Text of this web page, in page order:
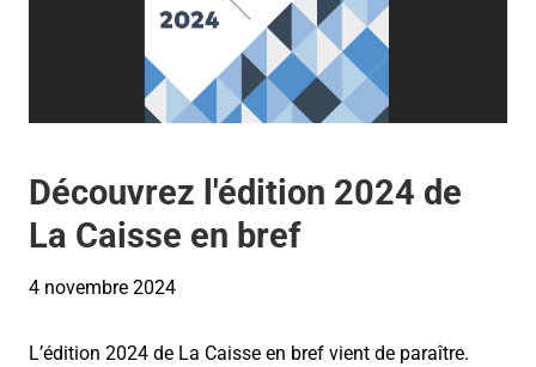
Découvrez l'édition 2024 de
La Caisse en bref
4 novembre 2024
L’édition 2024 de La Caisse en bref vient de paraître.